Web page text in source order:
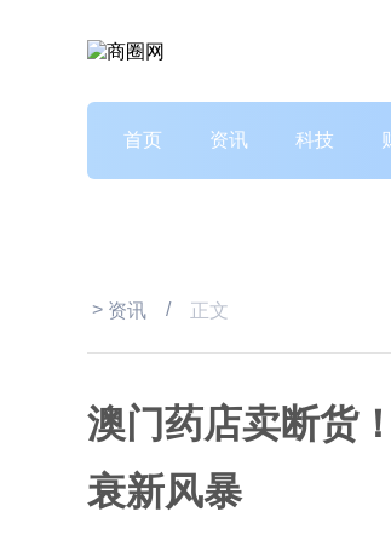
首页 资讯 科技
> 资讯 / 正文
澳门药店卖断货
衰新风暴